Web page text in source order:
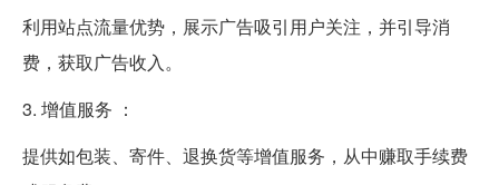
利用站点流量优势，展示广告吸引用户关注，并引导消
费，获取广告收入。
3. 增值服务 ：
提供如包装、寄件、退换货等增值服务，从中赚取手续费